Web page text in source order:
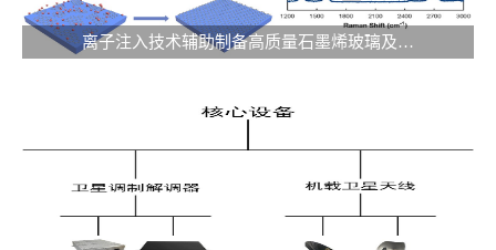
离子注入技术辅助制备高质量石墨烯玻璃及…